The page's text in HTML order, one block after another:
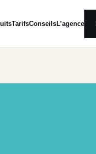
TarifsConseilsL’agence